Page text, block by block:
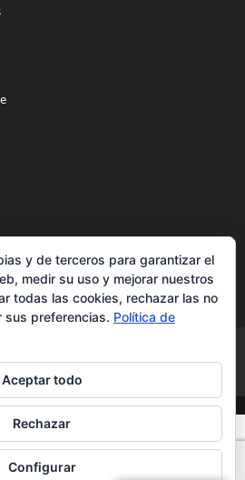
Accesibilidad
y de terceros para garantizar el
medir su uso y mejorar nuestros
todas las cookies, rechazar las no
sus preferencias. Política de
Aceptar todo
Rechazar
Configurar